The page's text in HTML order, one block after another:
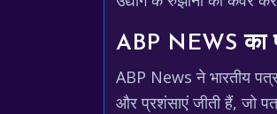
ABP NEWS का
ABP News ने भारतीय
और प्रशंसाएं जीती हैं, जो